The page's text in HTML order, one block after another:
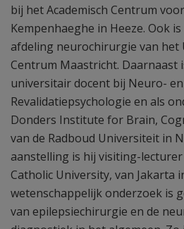
bij het Academisch Centrum
Kempenhaeghe in Heeze. Ook
afdeling neurochirurgie van het
Centrum Maastricht. Daarnaast
universitair docent bij Neuro- en
Revalidatiepsychologie en als
Donders Institute for Brain,
van de Radboud Universiteit in
aanstelling is hij visiting-lecturer
Catholic University, van Jakarta
wetenschappelijk onderzoek is
van epilepsiechirurgie en de